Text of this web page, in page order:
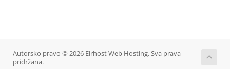
Autorsko pravo © 2026 Eirhost Web Hosting. Sva prava
pridržana.